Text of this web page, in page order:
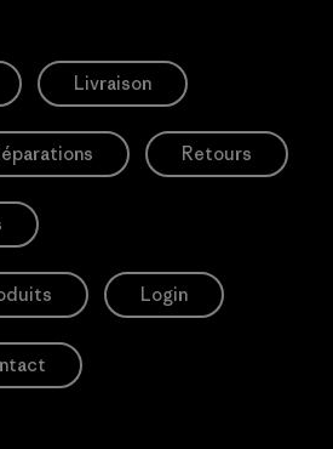
Livraison
Retours
Login